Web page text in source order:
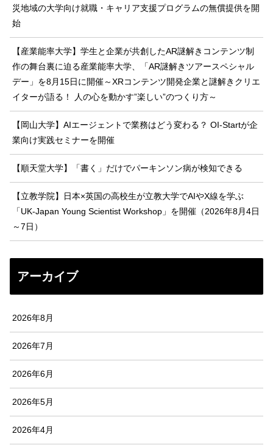
災地域の大学向け就職・キャリア支援プログラムの無償提供を開
始
【産業能率大学】学生と企業が共創したAR謎解きコンテンツ制
作の舞台裏に迫る産業能率大学、「AR謎解きツアースペシャル
デー」を8月15日に開催～XRコンテンツ開発企業と謎解きクリエ
イターが語る！ 人の心を動かす”楽しい”のつくり方～
【岡山大学】AIエージェントで業務はどう変わる？ OI-Startが企
業向け実践セミナーを開催
【順天堂大学】「書く」だけでパーキンソン病が検知できる
【立教学院】日本×英国の高校生が立教大学でAIやX線を学ぶ
「UK-Japan Young Scientist Workshop」を開催（2026年8月4日
～7日）
アーカイブ
2026年8月
2026年7月
2026年6月
2026年5月
2026年4月